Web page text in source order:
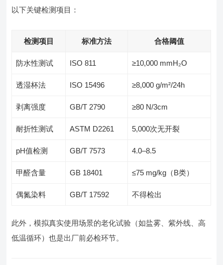
以下关键检测项目：
检测项目 标准方法 合格阈值
防水性测试 ISO 811 ≥10,000 mmH₂O
透湿杯法 ISO 15496 ≥8,000 g/m²/24h
剥离强度 GB/T 2790 ≥80 N/3cm
耐折性测试 ASTM D2261 5,000次无开裂
pH值检测 GB/T 7573 4.0–8.5
甲醛含量 GB 18401 ≤75 mg/kg（B类）
偶氮染料 GB/T 17592 不得检出
此外，模拟真实使用场景的老化试验（如盐雾、紫外线、高
低温循环）也是出厂前必检环节。